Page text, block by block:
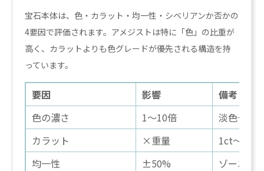
宝石本体は、色・カラット・均一性・シベリアンか否かの
4要因で評価されます。アメジストは特に「色」の比重が
高く、カラットよりも色グレードが優先される構造を持
っています。
要因 影響
備考
色の濃さ
1〜10倍
淡色→中
カラット
×重量
1ct〜5ct
均一性
±50%
ゾーニン